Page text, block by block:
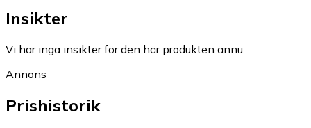
Insikter
Vi har inga insikter för den här produkten ännu.
Annons
Prishistorik